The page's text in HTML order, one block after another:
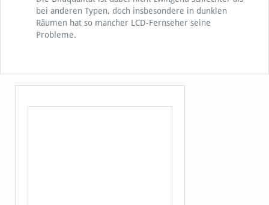
bei anderen Typen, doch insbesondere in dunklen
Räumen hat so mancher LCD-Fernseher seine
Probleme.